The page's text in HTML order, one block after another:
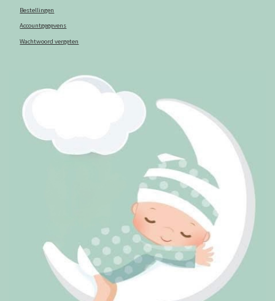
Bestellingen
Accountgegevens
Wachtwoord vergeten